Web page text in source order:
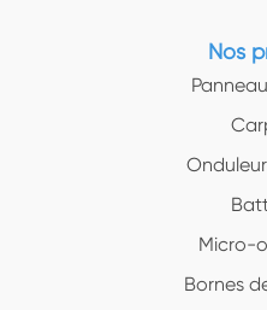
Nos
Micro-
Bornes